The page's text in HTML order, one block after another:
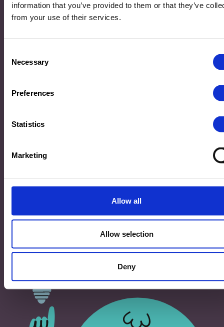
information that you’ve provided to them or that they’ve
from your use of their services.
Selection
Necessary
Preferences
Statistics
Marketing
Allow all
Allow selection
Deny
Adresse
©2026 Ministère de l’Éducation nationale, de l’Enfance